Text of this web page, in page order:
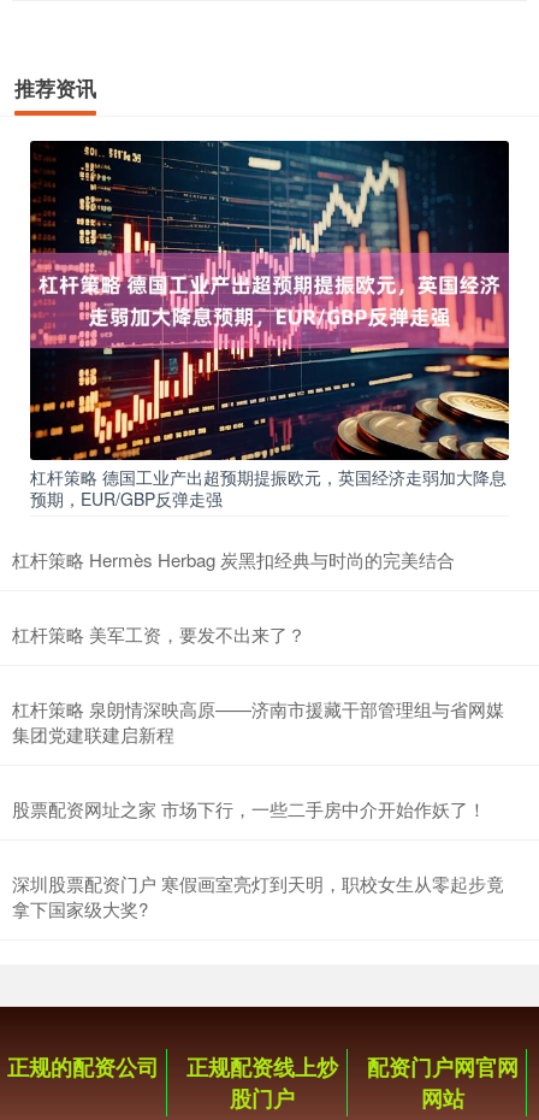
推荐资讯
杠杆策略 德国工业产出超预期提振欧元，英国经济走弱加大降息
预期，EUR/GBP反弹走强
杠杆策略 Hermès Herbag 炭黑扣经典与时尚的完美结合
杠杆策略 美军工资，要发不出来了？
杠杆策略 泉朗情深映高原——济南市援藏干部管理组与省网媒
集团党建联建启新程
股票配资网址之家 市场下行，一些二手房中介开始作妖了！
深圳股票配资门户 寒假画室亮灯到天明，职校女生从零起步竟
拿下国家级大奖?
正规的配资公司
正规配资线上炒
股门户
配资门户网官网
网站